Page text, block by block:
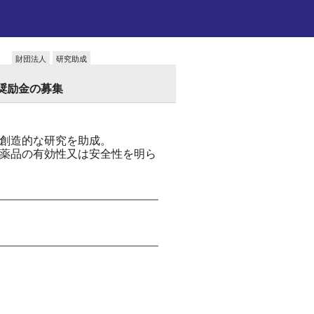
財団法人 研究助成
励金の募集
造的な研究を助成。
品の有効性又は安全性を明ら